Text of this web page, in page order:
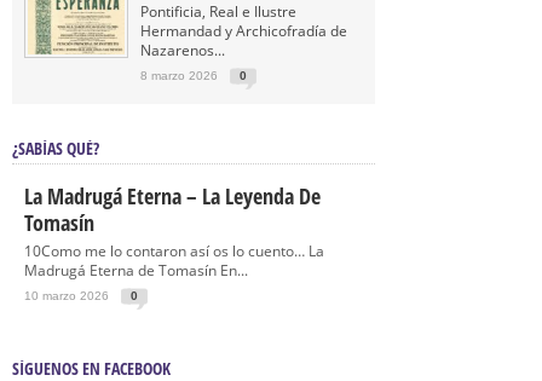
Pontificia, Real e Ilustre
Hermandad y Archicofradía de
Nazarenos...
8 marzo 2026 0
¿SABÍAS QUÉ?
La Madrugá Eterna – La Leyenda De
Tomasín
10Como me lo contaron así os lo cuento… La
Madrugá Eterna de Tomasín En...
10 marzo 2026 0
SÍGUENOS EN FACEBOOK